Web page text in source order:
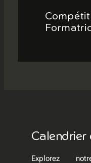
Calendrier
Explorez